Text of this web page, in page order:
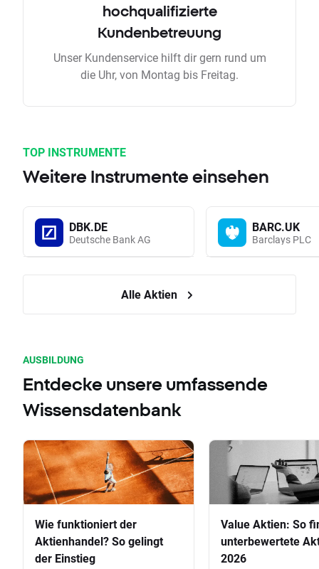
hochqualifizierte
Kundenbetreuung
Unser Kundenservice hilft dir gern rund um
die Uhr, von Montag bis Freitag.
TOP INSTRUMENTE
Weitere Instrumente einsehen
DBK.DE
Deutsche Bank AG
BARC.UK
Barclays PLC
Alle Aktien
AUSBILDUNG
Entdecke unsere umfassende
Wissensdatenbank
Wie funktioniert der
Aktienhandel? So gelingt
der Einstieg
Value Aktien: So
unterbewertete
2026